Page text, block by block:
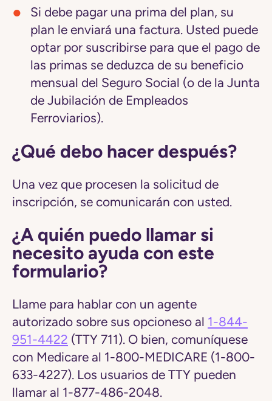
Si debe pagar una prima del plan, su
plan le enviará una factura. Usted puede
optar por suscribirse para que el pago de
las primas se deduzca de su beneficio
mensual del Seguro Social (o de la Junta
de Jubilación de Empleados
Ferroviarios).
¿Qué debo hacer después?
Una vez que procesen la solicitud de
inscripción, se comunicarán con usted.
¿A quién puedo llamar si
necesito ayuda con este
formulario?
Llame para hablar con un agente
autorizado sobre sus opcioneso al 1-844-
951-4422 (TTY 711). O bien, comuníquese
con Medicare al 1-800-MEDICARE (1-800-
633-4227). Los usuarios de TTY pueden
llamar al 1-877-486-2048.